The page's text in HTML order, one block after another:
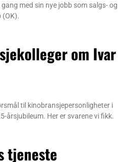
med sin nye jobb som salgs- og
(OK).
om Ivar
til kinobransjepersonligheter i
årsjubileum. Her er svarene vi fikk.
tjeneste